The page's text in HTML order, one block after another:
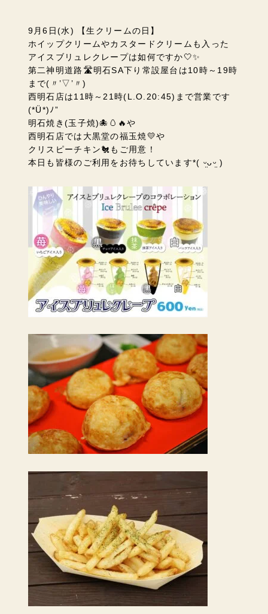
9月6日(水) 【生クリームの日】
ホイップクリームやカスタードクリームも入った
アイスブリュレクレープは如何ですか🤍✨
第二神明道路🛣️明石SA下り常設屋台は10時～19時
まで(〃’▽’〃)
西明石店は11時～21時(L.O.20:45)まで営業です
(*Ü*)ﾉ”
明石焼き(玉子焼)🐙🥚🔥や
西明石店では大黒堂の福玉焼💛や
クリスピーチキン🐔もご用意！
本日も皆様のご利用をお待ちしています*( ᵕ̤ᴗᵕ̤ )